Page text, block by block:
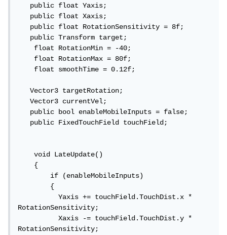
   public float Yaxis;
   public float Xaxis;
   public float RotationSensitivity = 8f;
   public Transform target;
    float RotationMin = -40;
    float RotationMax = 80f;
    float smoothTime = 0.12f;
   Vector3 targetRotation;
   Vector3 currentVel;
   public bool enableMobileInputs = false;
   public FixedTouchField touchField;
    void LateUpdate()
    {
        if (enableMobileInputs)
        {
          Yaxis += touchField.TouchDist.x *
RotationSensitivity;
          Xaxis -= touchField.TouchDist.y *
RotationSensitivity;